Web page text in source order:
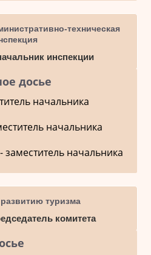
техническая
инспекции
досье
начальника
начальника
- заместитель начальника
туризма
комитета